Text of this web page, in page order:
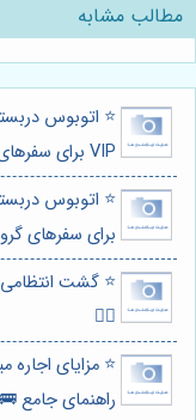
مطالب مشابه
⭐️ اتوبوس
VIP برای سفرهای گروهی 🚌
برای سفرهای
⭐️ گشت
👮‍♂️
⭐️ مزایای
راهنمای جامع 🚌